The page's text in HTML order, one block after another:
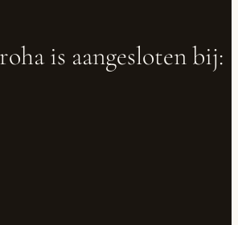
is aangesloten bij: